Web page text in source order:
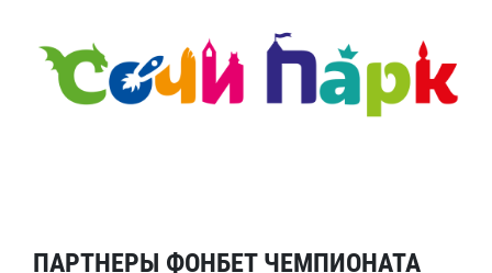
ПАРТНЕРЫ ФОНБЕТ ЧЕМПИОНАТА